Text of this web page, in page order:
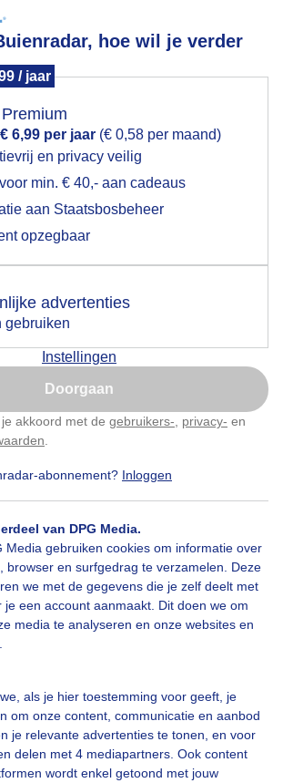
hoe wil je verder
/ jaar
€ 6,99 per jaar (€ 0,58 per maand)
en privacy veilig
min. € 40,- aan cadeaus
aan Staatsbosbeheer
opzegbaar
advertenties
gebruiken
Instellingen
Doorgaan
akkoord met de gebruikers- privacy- en
abonnement? Inloggen
van DPG Media.
Media gebruiken cookies om informatie over
browser en surfgedrag te verzamelen. Deze
we met de gegevens die je zelf deelt met
je een account aanmaakt. Dit doen we om
media te analyseren en onze websites en
als je hier toestemming voor geeft, je
om onze content, communicatie en aanbod
je relevante advertenties te tonen, en voor
delen met 4 mediapartners. Ook content
wordt enkel getoond met jouw
drie overgebleven pullen
zijn er nog maar drie over.
1
Een moment geduld aub...
je locatie gebruiken voor het
nog geen akkoord op hebt gegeven,
een pop-up uit je browser waarin
goed, toon de popup
niet, misschien later
hierom dit aan te passen